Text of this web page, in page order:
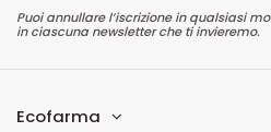
Puoi annullare l’iscrizione in qualsiasi
in ciascuna newsletter che ti invieremo.
Ecofarma